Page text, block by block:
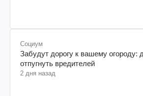
Социум
Забудут дорогу к вашему огороду:
отпугнуть вредителей
2 дня назад